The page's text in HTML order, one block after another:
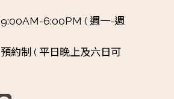
9:00AM-6:00PM ( 週一-週
預約制 ( 平日晚上及六日可